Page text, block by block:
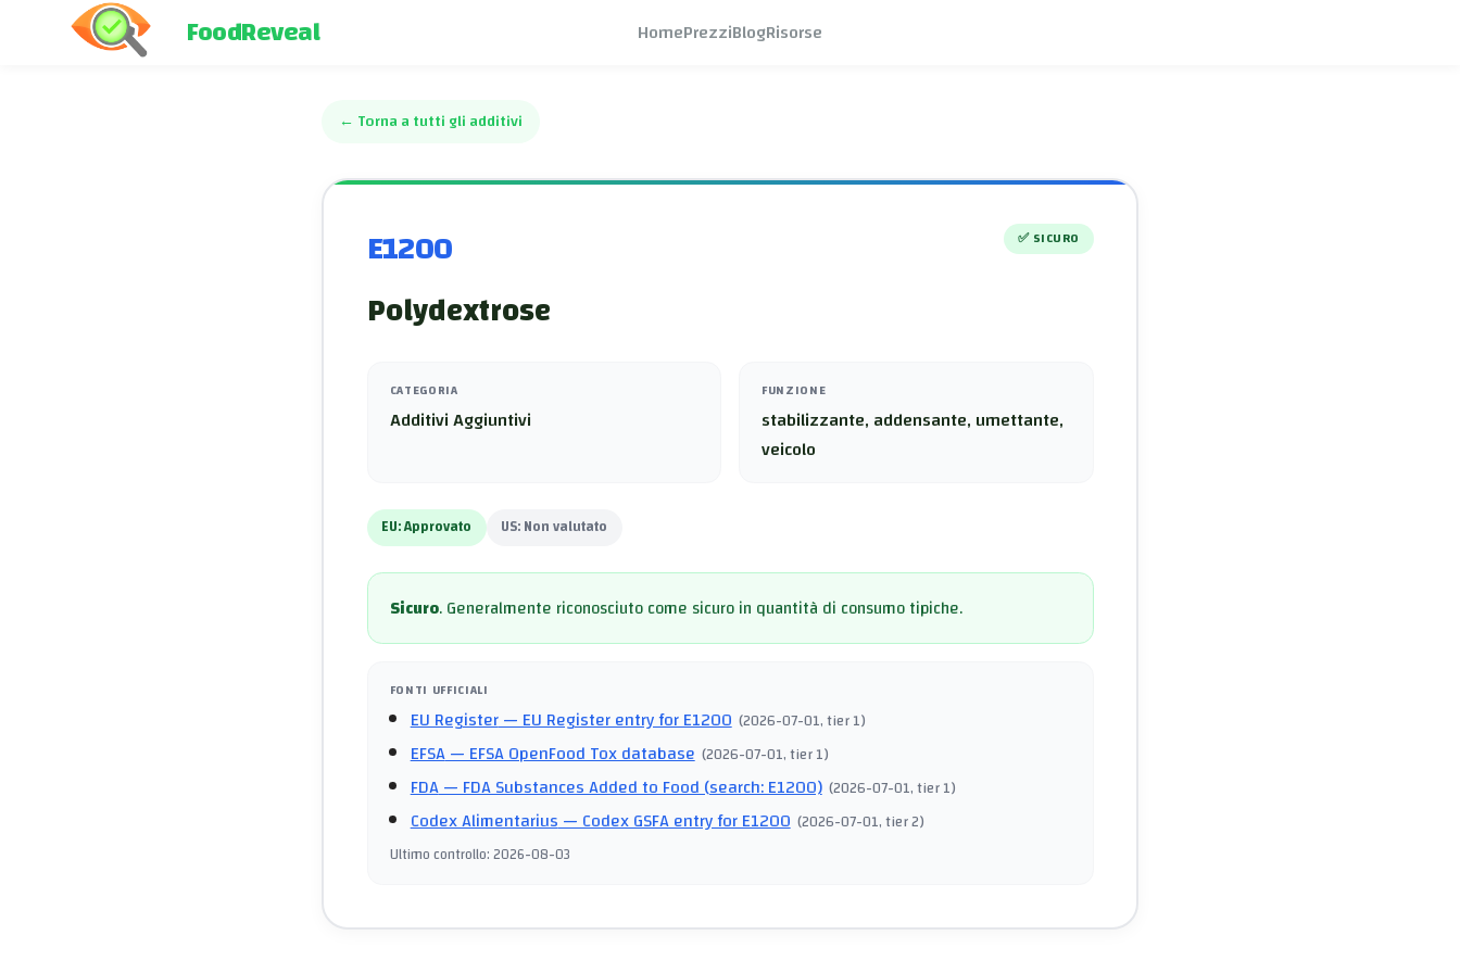
FoodReveal HomePrezziBlogRisorse
← Torna a tutti gli additivi
E1200 ✅ SICURO
Polydextrose
CATEGORIA
Additivi Aggiuntivi
FUNZIONE
stabilizzante, addensante, umettante,
veicolo
EU:Approvato US:Non valutato
Sicuro.Generalmente riconosciuto come sicuro in quantità di consumo tipiche.
FONTI UFFICIALI
EU Register— EU Register entry for E1200 (2026-07-01, tier 1)
EFSA— EFSA OpenFood Tox database (2026-07-01, tier 1)
FDA— FDA Substances Added to Food (search: E1200) (2026-07-01, tier 1)
Codex Alimentarius— Codex GSFA entry for E1200 (2026-07-01, tier 2)
Ultimo controllo:2026-08-03